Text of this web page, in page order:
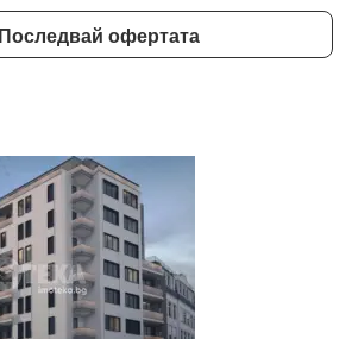
Последвай офертата